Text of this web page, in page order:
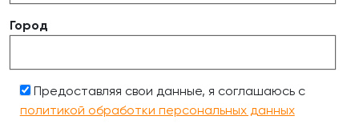
Город
Предоставляя свои данные, я соглашаюсь с
политикой обработки персональных данных